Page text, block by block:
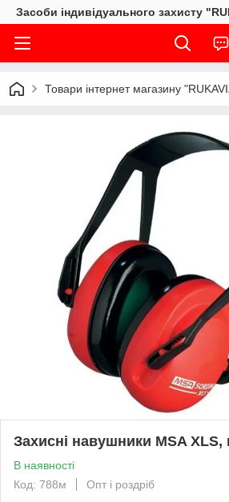
Засоби індивідуального захисту
Товари інтернет магазину
Захисні навушники MSA
В наявності
Код: 788м
Опт і роздріб